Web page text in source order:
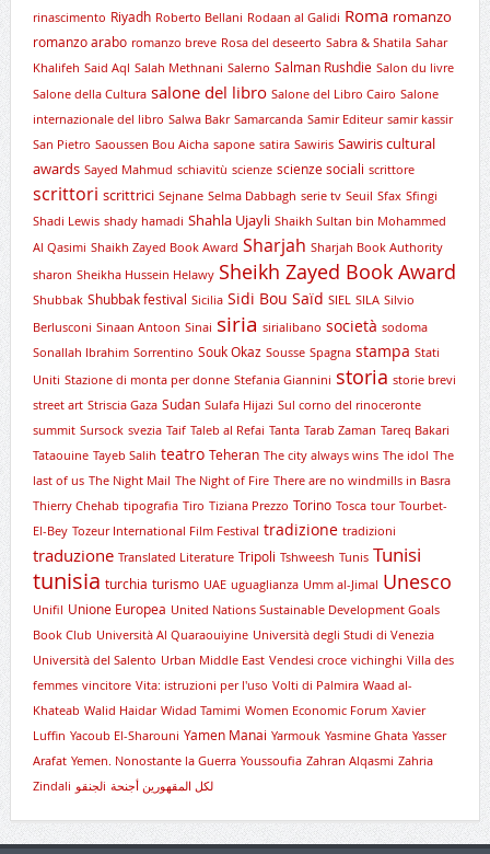
rinascimento Riyadh Roberto Bellani Rodaan al Galidi Roma romanzo
romanzo arabo romanzo breve Rosa del deseerto Sabra & Shatila Sahar
Khalifeh Said Aql Salah Methnani Salerno Salman Rushdie Salon du livre
Salone della Cultura salone del libro Salone del Libro Cairo Salone
internazionale del libro Salwa Bakr Samarcanda Samir Editeur samir kassir
San Pietro Saoussen Bou Aicha sapone satira Sawiris Sawiris cultural
awards Sayed Mahmud schiavitù scienze scienze sociali scrittore
scrittori scrittrici Sejnane Selma Dabbagh serie tv Seuil Sfax Sfingi
Shadi Lewis shady hamadi Shahla Ujayli Shaikh Sultan bin Mohammed
Al Qasimi Shaikh Zayed Book Award Sharjah Sharjah Book Authority
sharon Sheikha Hussein Helawy Sheikh Zayed Book Award
Shubbak Shubbak festival Sicilia Sidi Bou Saïd SIEL SILA Silvio
Berlusconi Sinaan Antoon Sinai siria sirialibano società sodoma
Sonallah Ibrahim Sorrentino Souk Okaz Sousse Spagna stampa Stati
Uniti Stazione di monta per donne Stefania Giannini storia storie brevi
street art Striscia Gaza Sudan Sulafa Hijazi Sul corno del rinoceronte
summit Sursock svezia Taif Taleb al Refai Tanta Tarab Zaman Tareq Bakari
Tataouine Tayeb Salih teatro Teheran The city always wins The idol The
last of us The Night Mail The Night of Fire There are no windmills in Basra
Thierry Chehab tipografia Tiro Tiziana Prezzo Torino Tosca tour Tourbet-
El-Bey Tozeur International Film Festival tradizione tradizioni
traduzione Translated Literature Tripoli Tshweesh Tunis Tunisi
tunisia turchia turismo UAE uguaglianza Umm al-Jimal Unesco
Unifil Unione Europea United Nations Sustainable Development Goals
Book Club Università Al Quaraouiyine Università degli Studi di Venezia
Università del Salento Urban Middle East Vendesi croce vichinghi Villa des
femmes vincitore Vita: istruzioni per l'uso Volti di Palmira Waad al-
Khateab Walid Haidar Widad Tamimi Women Economic Forum Xavier
Luffin Yacoub El-Sharouni Yamen Manai Yarmouk Yasmine Ghata Yasser
Arafat Yemen. Nonostante la Guerra Youssoufia Zahran Alqasmi Zahria
Zindali
لجنقوi لكل المقهورين أجنحة